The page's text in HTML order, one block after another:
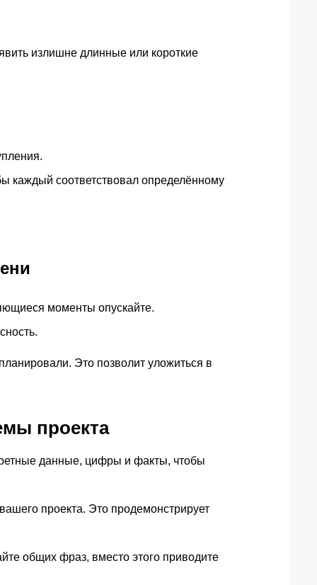
излишне длинные или короткие
каждый соответствовал определённому
моменты опускайте.
Это позволит уложиться в
проекта
данные, цифры и факты, чтобы
проекта. Это продемонстрирует
общих фраз, вместо этого приводите